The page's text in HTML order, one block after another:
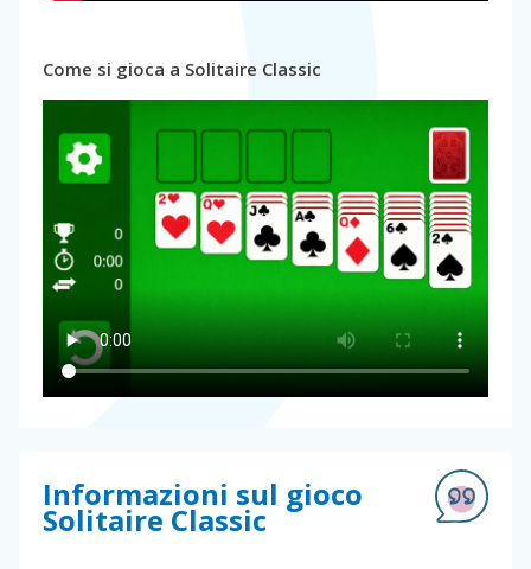
Come si gioca a Solitaire Classic
Informazioni sul gioco
Solitaire Classic